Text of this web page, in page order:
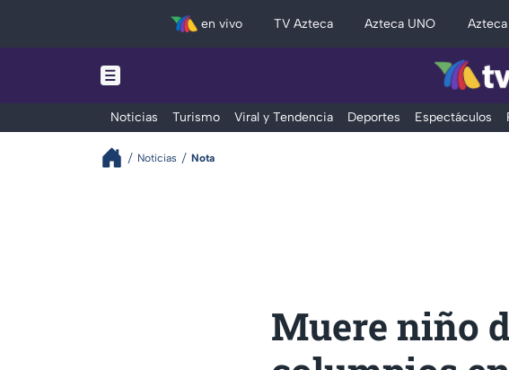
en vivo TV Azteca Azteca UNO
Noticias Turismo Viral y Tendencia Deportes Espectáculos
Noticias Nota
Muere niño